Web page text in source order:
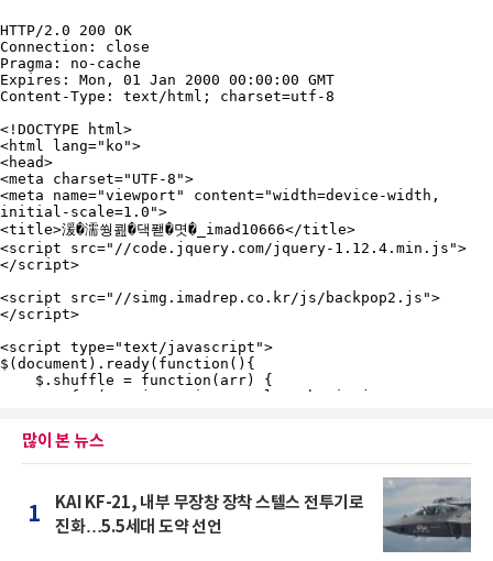
많이 본 뉴스
1
KAI KF-21, 내부 무장창 장착 스텔스 전투기로
진화…5.5세대 도약 선언